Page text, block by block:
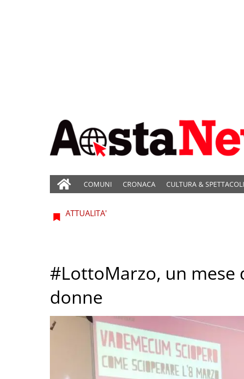
COMUNI CRONACA CULTURA & SPETTACOLI
ATTUALITA'
#LottoMarzo, un mese
donne